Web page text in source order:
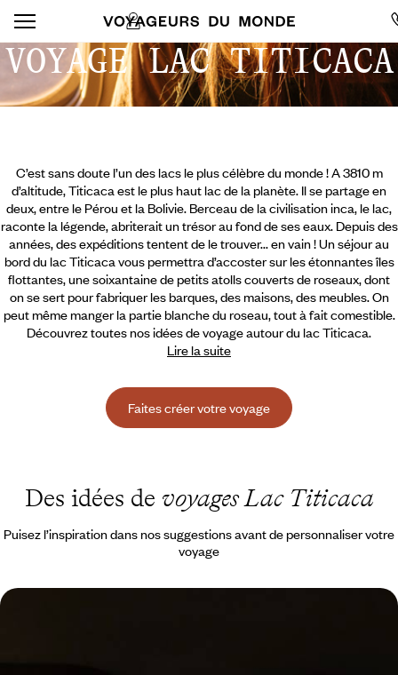
VOYAGE LAC TITICACA
C’est sans doute l’un des lacs le plus célèbre du monde ! A 3810 m
d’altitude, Titicaca est le plus haut lac de la planète. Il se partage en
deux, entre le Pérou et la Bolivie. Berceau de la civilisation inca, le lac,
raconte la légende, abriterait un trésor au fond de ses eaux. Depuis des
années, des expéditions tentent de le trouver... en vain ! Un séjour au
bord du lac Titicaca vous permettra d’accoster sur les étonnantes îles
flottantes, une soixantaine de petits atolls couverts de roseaux, dont
on se sert pour fabriquer les barques, des maisons, des meubles. On
peut même manger la partie blanche du roseau, tout à fait comestible.
Découvrez toutes nos idées de voyage autour du lac Titicaca.
Lire la suite
Faites créer votre voyage
Des idées de voyages Lac Titicaca
Puisez l’inspiration dans nos suggestions avant de personnaliser votre
voyage